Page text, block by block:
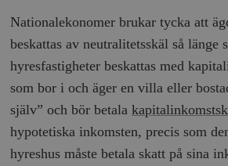
Nationalekonomer brukar tycka att
beskattas av neutralitetsskäl så länge
hyresfastigheter beskattas med
som bor i och äger en villa eller
själv” och bör betala
hypotetiska inkomsten, precis som
hyreshus måste betala skatt på sina